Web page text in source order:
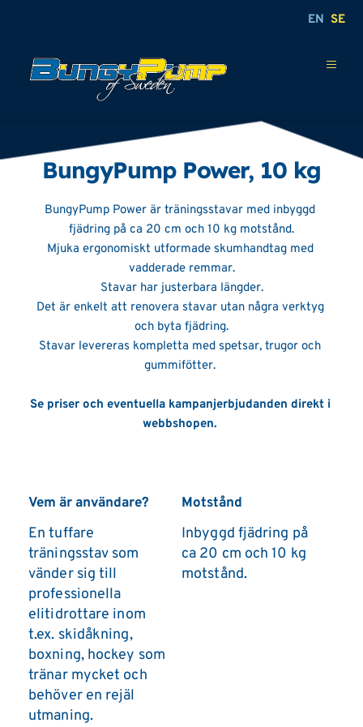
EN SE
BungyPump Power, 10 kg
BungyPump Power är träningsstavar med inbyggd
fjädring på ca 20 cm och 10 kg motstånd.
Mjuka ergonomiskt utformade skumhandtag med
vadderade remmar.
Stavar har justerbara längder.
Det är enkelt att renovera stavar utan några verktyg
och byta fjädring.
Stavar levereras kompletta med spetsar, trugor och
gummifötter.
Se priser och eventuella kampanjerbjudanden direkt i
webbshopen.
Vem är användare?
En tuffare
träningsstav som
vänder sig till
professionella
elitidrottare inom
t.ex. skidåkning,
boxning, hockey som
tränar mycket och
behöver en rejäl
utmaning.
Motstånd
Inbyggd fjädring på
ca 20 cm och 10 kg
motstånd.